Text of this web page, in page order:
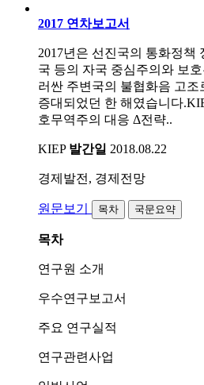
2017 연차보고서
2017년은 선진국의 통화정책
국 등의 자국 중심주의와 보
러싼 주변국의 불협화음 고조
증대되었던 한 해였습니다
호무역주의 대응 Δ전략..
KIEP 발간일 2018.08.22
경제발전, 경제전망
원문보기 목차 국문요약
목차
연구원 소개
우수연구보고서
주요 연구실적
연구관련사업